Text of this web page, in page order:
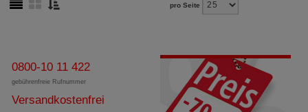
pro Seite
0800-10 11 422
gebührenfreie Rufnummer
Versandkostenfrei